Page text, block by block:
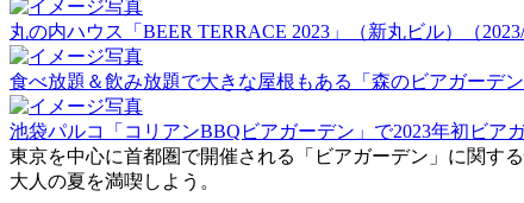
丸の内ハウス「BEER TERRACE 2023」（新丸ビル）（2023/
食べ放題＆飲み放題で大きな屋根もある「森のビアガーデン
池袋パルコ「コリアンBBQビアガーデン」で2023年初ビア
東京を中心に首都圏で開催される「ビアガーデン」に関す
大人の夏を満喫しよう。